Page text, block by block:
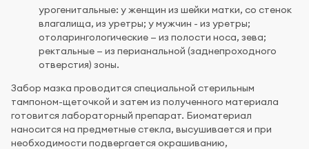
урогенитальные: у женщин из шейки матки, со стенок
влагалища, из уретры; у мужчин - из уретры;
отоларингологические — из полости носа, зева;
ректальные — из перианальной (заднепроходного
отверстия) зоны.
Забор мазка проводится специальной стерильным
тампоном-щеточкой и затем из полученного материала
готовится лабораторный препарат. Биоматериал
наносится на предметные стекла, высушивается и при
необходимости подвергается окрашиванию,